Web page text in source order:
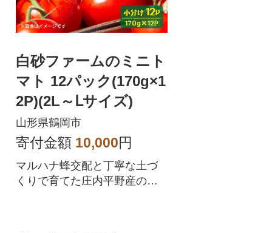
白砂ファームのミニト
マト 12パック(170g×1
2P)(2L～Ⅼサイズ)
山形県鶴岡市
寄付金額 10,000円
マルハナ蜂交配と丁寧な土づ
くりで育てた庄内平野産のミ